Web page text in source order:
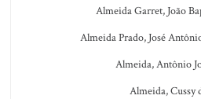
Almeida Garret, João
Almeida Prado, José
Almeida, Antônio
Almeida, Cussy